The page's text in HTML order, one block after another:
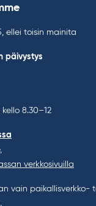
ellei toisin mainita
päivystys
8.30–12
verkkosivuilla
vain paikallisverkko-